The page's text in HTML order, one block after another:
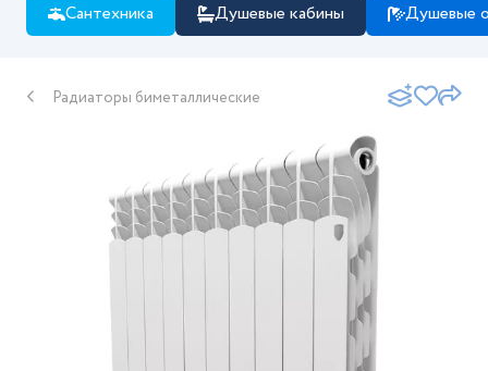
Сантехника Душевые кабины Душевые
Радиаторы биметаллические